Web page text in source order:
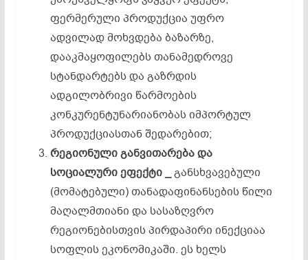
ფერმერული პროდუქცია უფრო
ადვილად მოხვდება ბაზარზე,
დააკმაყოფილებს თანამედროვე
სტანდარტებს და გაზრდის
ადგილობრივი წარმოების
კონკურენტუნარიანობას იმპორტულ
პროდუქციასთან შედარებით;
რეგიონულიგანვითარებადა
სოციალურიეფექტი _
განსხვავებული
(მომატებული) თანადაფინანსების წილი
მაღალმთიანი და სასაზღვრო
რეგიონებისთვის პირდაპირი ინექციაა
სოფლის ეკონომიკაში. ეს ხელს